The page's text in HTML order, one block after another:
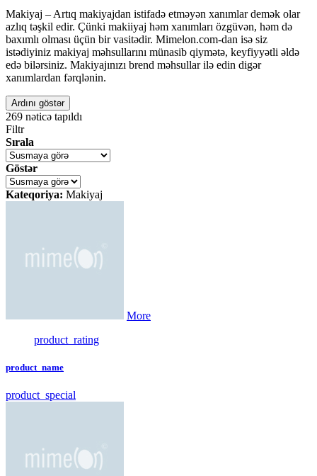
Makiyaj – Artıq makiyajdan istifadə etməyən xanımlar demək olar
azlıq təşkil edir. Çünki makiiyaj həm xanımları özgüvən, həm də
baxımlı olması üçün bir vasitədir. Mimelon.com-dan isə siz
istədiyiniz makiyaj məhsullarını münasib qiymətə, keyfiyyətli əldə
edə bilərsiniz. Makiyajınızı brend məhsullar ilə edin digər
xanımlardan fərqlənin.
Ardını göstər
269 nəticə tapıldı
Filtr
Sırala
Göstər
Kateqoriya: Makiyaj
More
product_rating
product_name
product_special